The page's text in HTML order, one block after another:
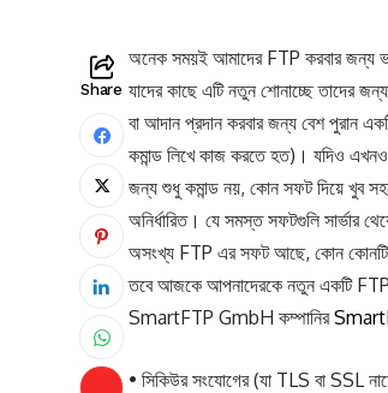
Share
অনেক সময়ই আমাদের FTP করবার জন্য
যাদের কাছে এটি নতুন শোনাচ্ছে তাদের
বা আদান প্রদান করবার জন্য বেশ পুরান
কমান্ড লিখে কাজ করতে হত)। যদিও
জন্য শুধু কমান্ড নয়, কোন সফট দিয়ে খুব
অনির্ধারিত। যে সমস্ত সফটগুলি সার্ভার
অসংখ্য FTP এর সফট আছে, কোন কোনটি
তবে আজকে আপনাদেরকে নতুন একটি FTP
SmartFTP GmbH কম্পানির
• সিকিউর সংযোগের (যা TLS বা SSL